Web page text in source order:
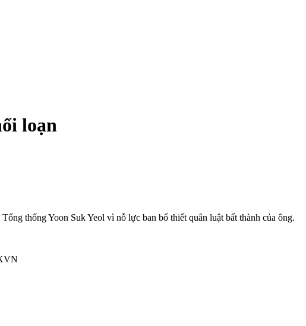
loạn
thống Yoon Suk Yeol vì nỗ lực ban bố thiết quân luật bất thành của ông.